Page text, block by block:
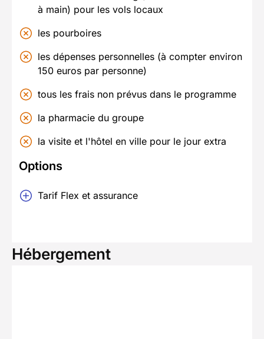
à main) pour les vols locaux
les pourboires
les dépenses personnelles (à compter environ
150 euros par personne)
tous les frais non prévus dans le programme
la pharmacie du groupe
la visite et l'hôtel en ville pour le jour extra
Options
Tarif Flex et assurance
Hébergement